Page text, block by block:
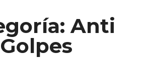
Anti
Golpes